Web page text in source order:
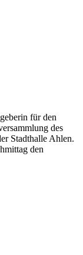
für den
des
Stadthalle Ahlen.
den